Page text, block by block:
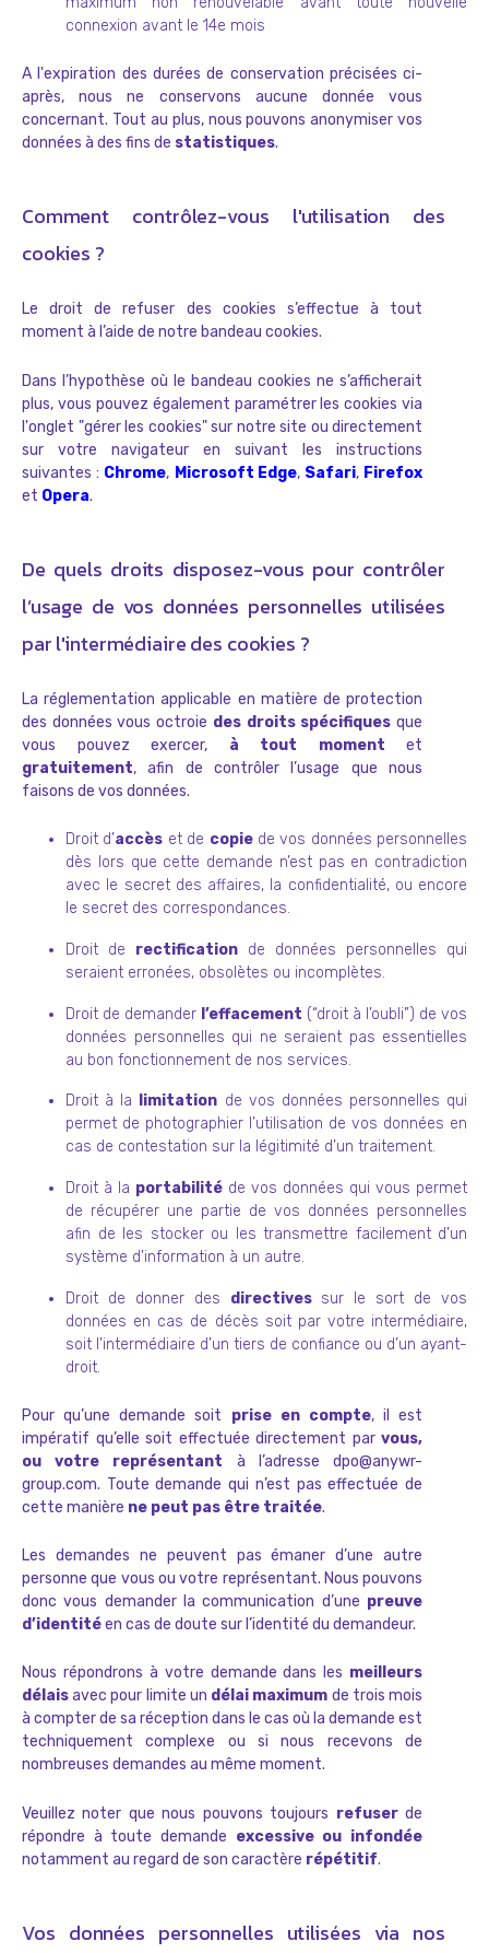
connexion avant le 14e mois
A l'expiration des durées de conservation précisées ci-
après, nous ne conservons aucune donnée vous
concernant. Tout au plus, nous pouvons anonymiser vos
données à des fins de statistiques.
Comment contrôlez-vous l'utilisation des
cookies ?
Le droit de refuser des cookies s’effectue à tout
moment à l’aide de notre bandeau cookies.
Dans l’hypothèse où le bandeau cookies ne s’afficherait
plus, vous pouvez également paramétrer les cookies via
l'onglet "gérer les cookies" sur notre site ou directement
sur votre navigateur en suivant les instructions
suivantes : Chrome, Microsoft Edge, Safari, Firefox
et Opera.
De quels droits disposez-vous pour contrôler
l’usage de vos données personnelles utilisées
par l'intermédiaire des cookies ?
La réglementation applicable en matière de protection
des données vous octroie des droits spécifiques que
vous pouvez exercer, à tout moment et
gratuitement, afin de contrôler l’usage que nous
faisons de vos données.
Droit d’accès et de copiede vos données personnelles
dès lors que cette demande n’est pas en contradiction
avec le secret des affaires, la confidentialité, ou encore
le secret des correspondances.
Droit de rectification de données personnelles qui
seraient erronées, obsolètes ou incomplètes.
Droit de demander l’effacement (“droit à l’oubli”) de vos
données personnelles qui ne seraient pas essentielles
au bon fonctionnement de nos services.
Droit à la limitation de vos données personnelles qui
permet de photographier l’utilisation de vos données en
cas de contestation sur la légitimité d’un traitement.
Droit à la portabilité de vos données qui vous permet
de récupérer une partie de vos données personnelles
afin de les stocker ou les transmettre facilement d’un
système d’information à un autre.
Droit de donner des directivessur le sort de vos
données en cas de décès soit par votre intermédiaire,
soit l’intermédiaire d’un tiers de confiance ou d’un ayant-
droit.
Pour qu’une demande soit prise en compte, il est
impératif qu’elle soit effectuée directement parvous,
ou votre représentant à l’adresse dpo@anywr-
group.com. Toute demande qui n’est pas effectuée de
cette manière ne peut pas être traitée.
Les demandes ne peuvent pas émaner d’une autre
personne que vous ou votre représentant. Nous pouvons
donc vous demander la communication d’une preuve
d’identitéen cas de doute sur l’identité du demandeur.
Nous répondrons à votre demande dans les meilleurs
délaisavec pour limite un délai maximum de trois mois
à compter de sa réception dans le cas où la demande est
techniquement complexe ou si nous recevons de
nombreuses demandes au même moment.
Veuillez noter que nous pouvons toujours refuserde
répondre à toute demande excessive ou infondée
notamment au regard de son caractère répétitif.
Vos données personnelles utilisées via nos